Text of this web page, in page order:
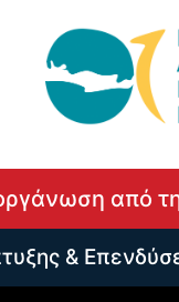
από
&